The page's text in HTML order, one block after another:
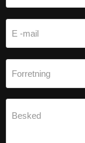
E -mail
Forretning
Besked